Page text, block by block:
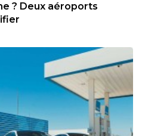
? Deux aéroports